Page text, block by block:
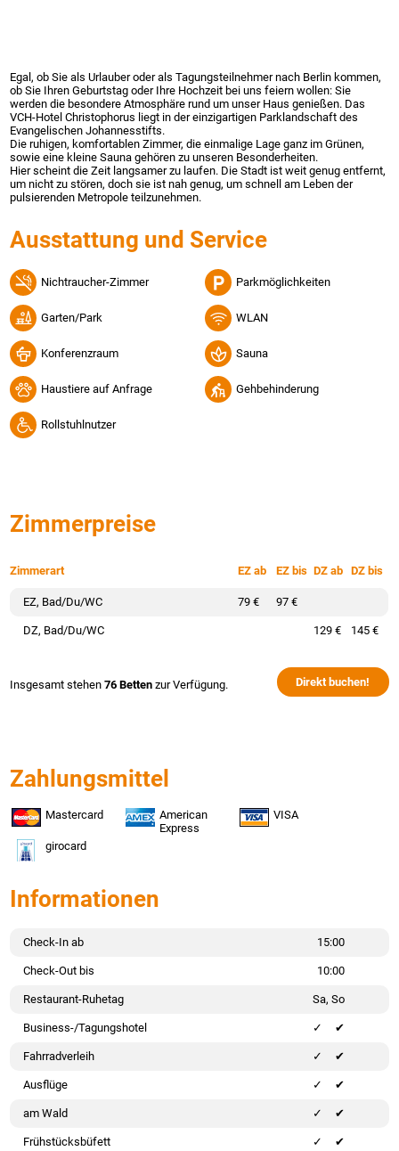
Ausstattung und Service
Nichtraucher-Zimmer Parkmöglichkeiten
Garten/Park WLAN
Konferenzraum Sauna
Haustiere auf Anfrage Gehbehinderung
Rollstuhlnutzer
Zimmerpreise
Zimmerart EZ ab EZ bis DZ ab DZ bis
EZ, Bad/Du/WC 79 € 97 €
DZ, Bad/Du/WC 129 € 145 €
Insgesamt stehen76 Betten zur Verfügung. Direkt buchen!
Zahlungsmittel
Mastercard
American
Express
VISA
girocard
Informationen
Check-In ab 15:00
Check-Out bis 10:00
Restaurant-Ruhetag Sa, So
Business-/Tagungshotel ✔
Fahrradverleih ✔
Ausflüge ✔
am Wald ✔
Frühstücksbüfett ✔
Egal, ob Sie als Urlauber oder als Tagungsteilnehmer nach Berlin kommen,
ob Sie Ihren Geburtstag oder Ihre Hochzeit bei uns feiern wollen: Sie
werden die besondere Atmosphäre rund um unser Haus genießen. Das
VCH-Hotel Christophorus liegt in der einzigartigen Parklandschaft des
Evangelischen Johannesstifts.
Die ruhigen, komfortablen Zimmer, die einmalige Lage ganz im Grünen,
sowie eine kleine Sauna gehören zu unseren Besonderheiten.
Hier scheint die Zeit langsamer zu laufen. Die Stadt ist weit genug entfernt,
um nicht zu stören, doch sie ist nah genug, um schnell am Leben der
pulsierenden Metropole teilzunehmen.